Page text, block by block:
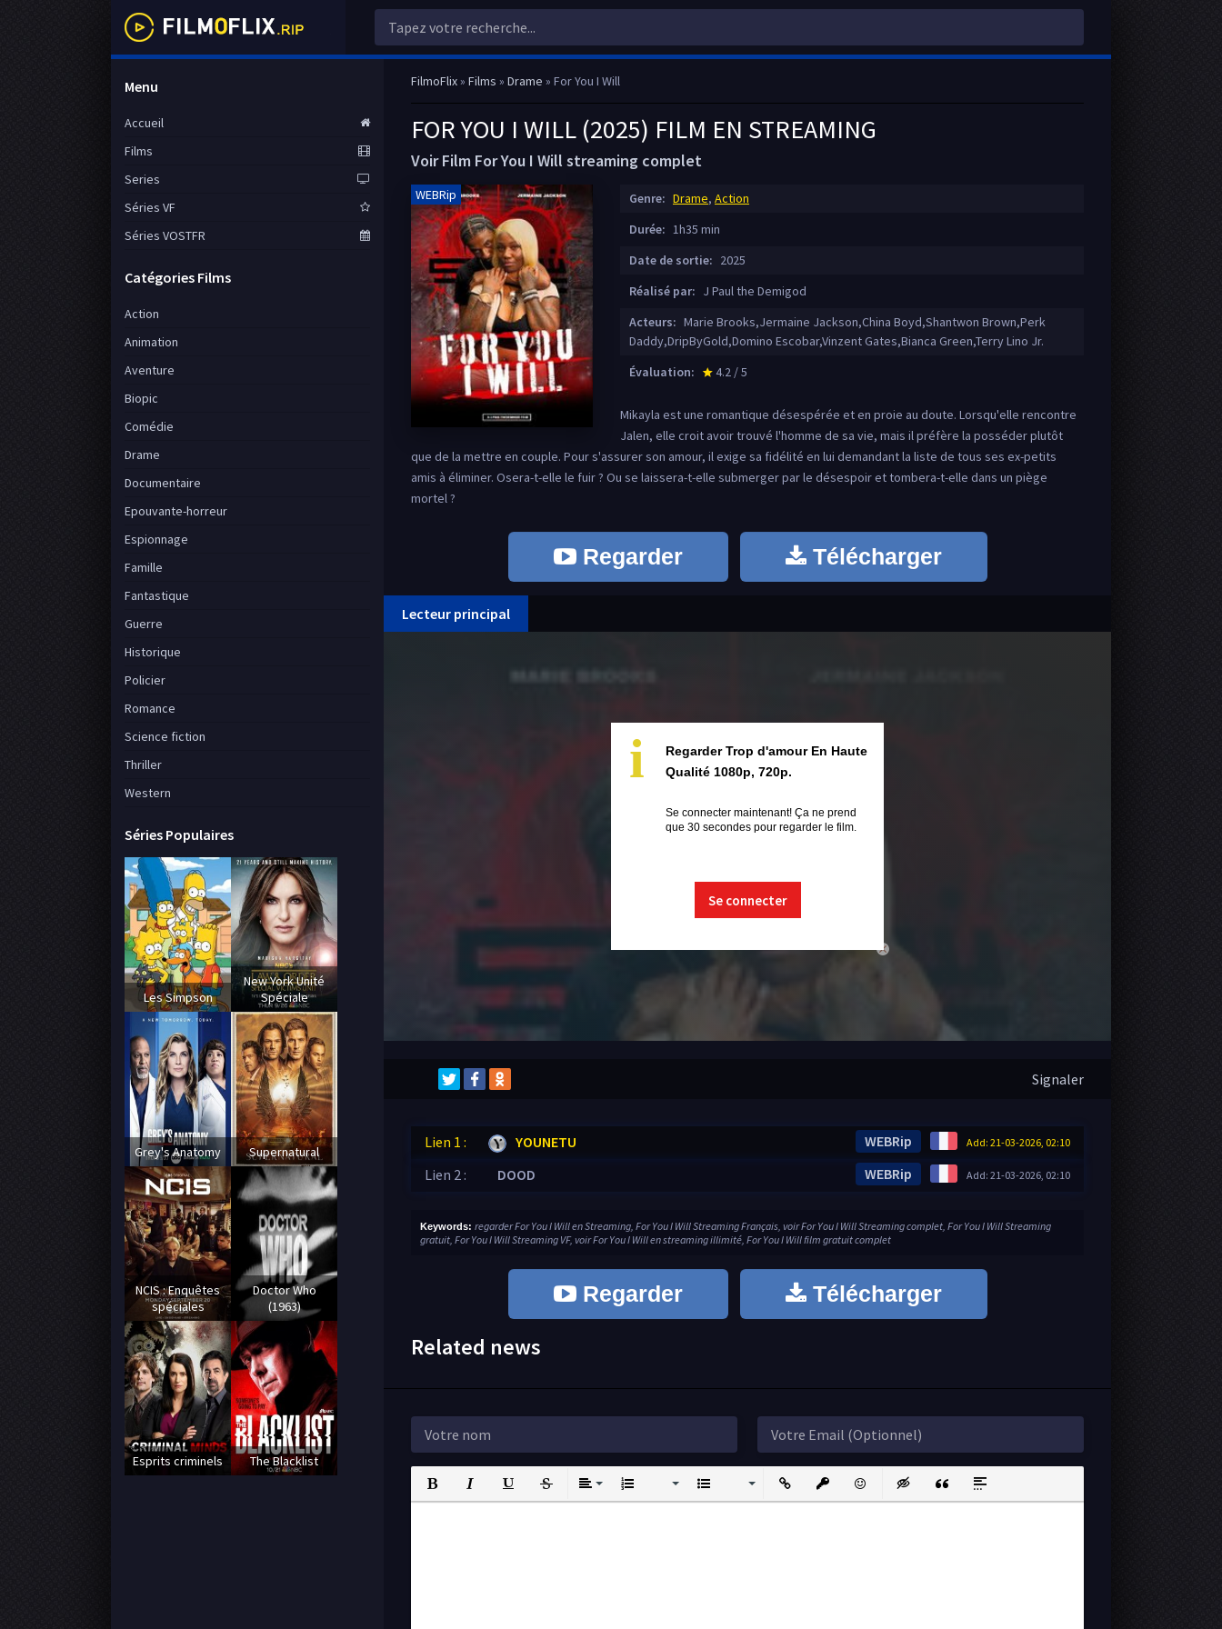
FilmoFlix» Films » Drame » For You I Will
FOR YOU I WILL (2025) FILM EN STREAMING
Voir Film For You I Will streaming complet
WEBRip Genre: Drame, Action
Durée: 1h35 min
Date de sortie: 2025
Réalisé par: J Paul the Demigod
Acteurs: Marie Brooks,Jermaine Jackson,China Boyd,Shantwon Brown,Perk
Daddy,DripByGold,Domino Escobar,Vinzent Gates,Bianca Green,Terry Lino Jr.
Évaluation:
star_rate
4.2 / 5
Mikayla est une romantique désespérée et en proie au doute. Lorsqu'elle rencontre
Jalen, elle croit avoir trouvé l'homme de sa vie, mais il préfère la posséder plutôt
que de la mettre en couple. Pour s'assurer son amour, il exige sa fidélité en lui demandant la liste de tous ses ex-petits
amis à éliminer. Osera-t-elle le fuir ? Ou se laissera-t-elle submerger par le désespoir et tombera-t-elle dans un piège
mortel ?
Regarder Télécharger
Lecteur principal
close
i
Regarder Trop d'amour En Haute
Qualité 1080p, 720p.
Se connecter maintenant! Ça ne prend
que 30 secondes pour regarder le film.
Se connecter
Signaler
Lien 1 : YOUNETU Add: 21-03-2026, 02:10
WEBRip
Lien 2 :
DOOD Add: 21-03-2026, 02:10
WEBRip
Keywords: regarder For You I Will en Streaming, For You I Will Streaming Français, voir For You I Will Streaming complet, For You I Will Streaming
gratuit, For You I Will Streaming VF, voir For You I Will en streaming illimité, For You I Will film gratuit complet
Regarder Télécharger
Related news
Bold Italic UnderlineStrikethrough
AlignOrdered List Unordered ListInsert LinkInsert protected link
EmoticonsInsert hidden text
Insert QuoteInsert spoiler
Menu
Accueil
Films
Series
Séries VF
Séries VOSTFR
Catégories Films
Action
Animation
Aventure
Biopic
Comédie
Drame
Documentaire
Epouvante-horreur
Espionnage
Famille
Fantastique
Guerre
Historique
Policier
Romance
Science fiction
Thriller
Western
Séries Populaires
Les Simpson
New York Unité
Spéciale
Grey's Anatomy Supernatural
NCIS : Enquêtes
spéciales
Doctor Who
(1963)
Esprits criminels The Blacklist